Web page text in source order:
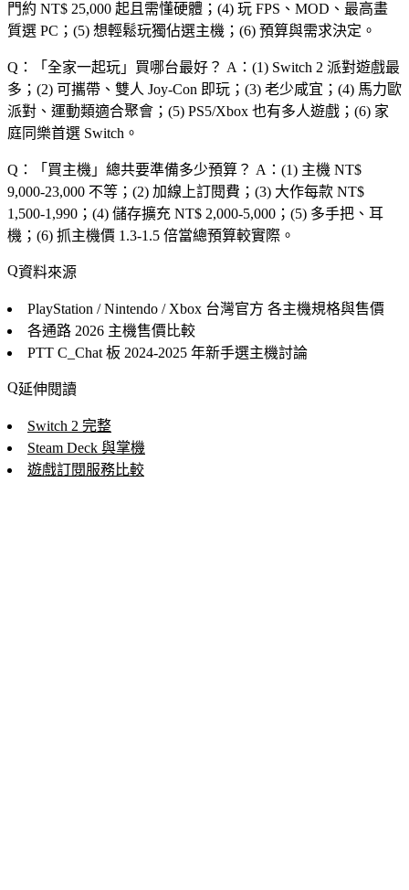
門約 NT$ 25,000 起且需懂硬體；(4) 玩 FPS、MOD、最高畫
質選 PC；(5) 想輕鬆玩獨佔選主機；(6) 預算與需求決定。
Q：「 全家一起玩 」買哪台最好？ A：(1) Switch 2 派對遊戲最
多；(2) 可攜帶、雙人 Joy-Con 即玩；(3) 老少咸宜；(4) 馬力歐
派對、運動類適合聚會；(5) PS5/Xbox 也有多人遊戲；(6) 家
庭同樂首選 Switch。
Q：「 買主機 」總共要準備多少預算？ A：(1) 主機 NT$
9,000-23,000 不等；(2) 加線上訂閱費；(3) 大作每款 NT$
1,500-1,990；(4) 儲存擴充 NT$ 2,000-5,000；(5) 多手把、耳
機；(6) 抓主機價 1.3-1.5 倍當總預算較實際。
資料來源
PlayStation / Nintendo / Xbox 台灣官方 各主機規格與售價
各通路 2026 主機售價比較
PTT C_Chat 板 2024-2025 年新手選主機討論
延伸閱讀
Switch 2 完整
Steam Deck 與掌機
遊戲訂閱服務比較